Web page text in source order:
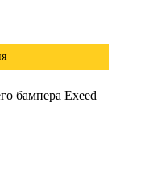
бампера Exeed